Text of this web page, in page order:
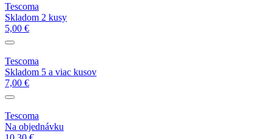
Tescoma
Skladom 2 kusy
5,00 €
Tescoma
Skladom 5 a viac kusov
7,00 €
Tescoma
Na objednávku